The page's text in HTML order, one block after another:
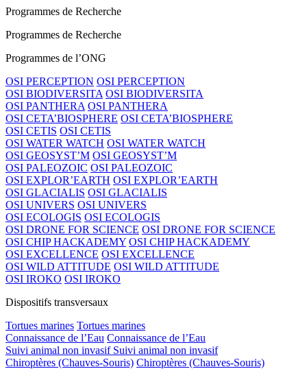
Programmes de Recherche
Programmes de Recherche
Programmes de l’ONG
OSI PERCEPTION OSI PERCEPTION
OSI BIODIVERSITA OSI BIODIVERSITA
OSI PANTHERA OSI PANTHERA
OSI CETA’BIOSPHERE OSI CETA’BIOSPHERE
OSI CETIS OSI CETIS
OSI WATER WATCH OSI WATER WATCH
OSI GEOSYST’M OSI GEOSYST’M
OSI PALEOZOIC OSI PALEOZOIC
OSI EXPLOR’EARTH OSI EXPLOR’EARTH
OSI GLACIALIS OSI GLACIALIS
OSI UNIVERS OSI UNIVERS
OSI ECOLOGIS OSI ECOLOGIS
OSI DRONE FOR SCIENCE OSI DRONE FOR SCIENCE
OSI CHIP HACKADEMY OSI CHIP HACKADEMY
OSI EXCELLENCE OSI EXCELLENCE
OSI WILD ATTITUDE OSI WILD ATTITUDE
OSI IROKO OSI IROKO
Dispositifs transversaux
Tortues marines Tortues marines
Connaissance de l’Eau Connaissance de l’Eau
Suivi animal non invasif Suivi animal non invasif
Chiroptères (Chauves-Souris) Chiroptères (Chauves-Souris)